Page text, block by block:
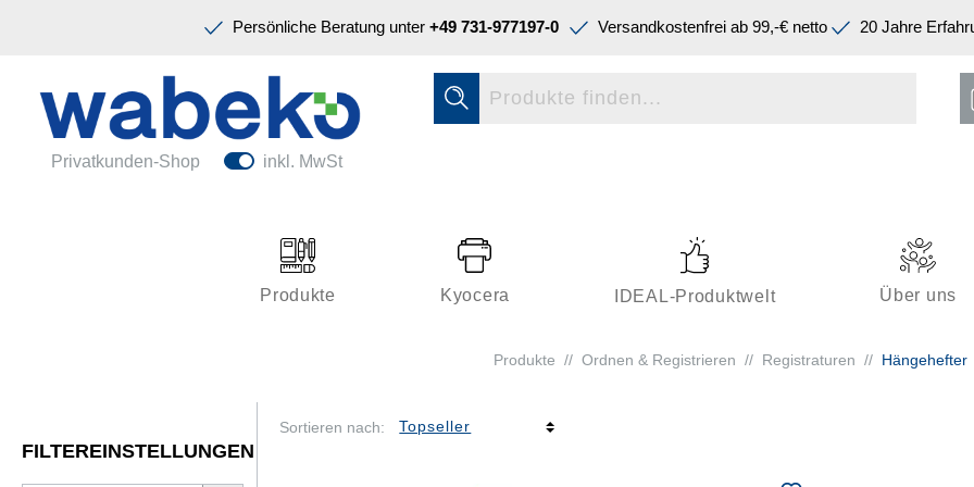
Persönliche Beratung unter +49 731-977197-0 Versandkostenfrei ab 99,-€ netto 20 Jahre
Privatkunden-Shop inkl. MwSt
Produkte Kyocera IDEAL-Produktwelt Über uns
Ordnen & Registrieren
Papiere & Blöcke
Büroeinrichtung
Kleben & Versenden
Schreiben & Korrigieren
Produkte // Ordnen & Registrieren // Registraturen // Hängehefter
FILTEREINSTELLUNGEN
Sortieren nach:
Schreiben & Korrigieren